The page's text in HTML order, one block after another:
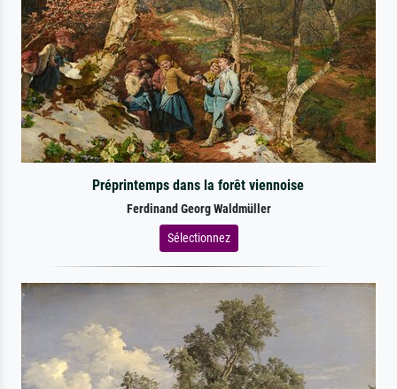
Préprintemps dans la forêt viennoise
Ferdinand Georg Waldmüller
Sélectionnez